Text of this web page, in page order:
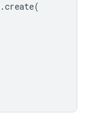
.create(